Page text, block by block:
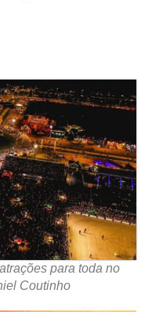
para toda no
Coutinho